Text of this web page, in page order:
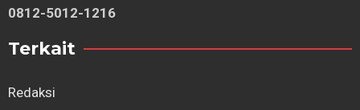
0812-5012-1216
Terkait
Redaksi